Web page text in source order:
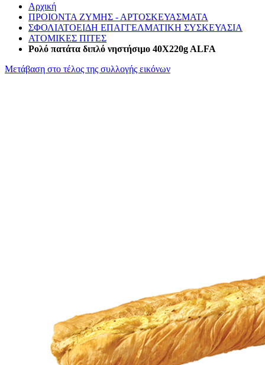
Αρχική
ΠΡΟΙΟΝΤΑ ΖΥΜΗΣ - ΑΡΤΟΣΚΕΥΑΣΜΑΤΑ
ΣΦΟΛΙΑΤΟΕΙΔΗ ΕΠΑΓΓΕΛΜΑΤΙΚΗ ΣΥΣΚΕΥΑΣΙΑ
ΑΤΟΜΙΚΕΣ ΠΙΤΕΣ
Ρολό πατάτα διπλό νηστήσιμο 40X220g ALFA
Μετάβαση στο τέλος της συλλογής εικόνων